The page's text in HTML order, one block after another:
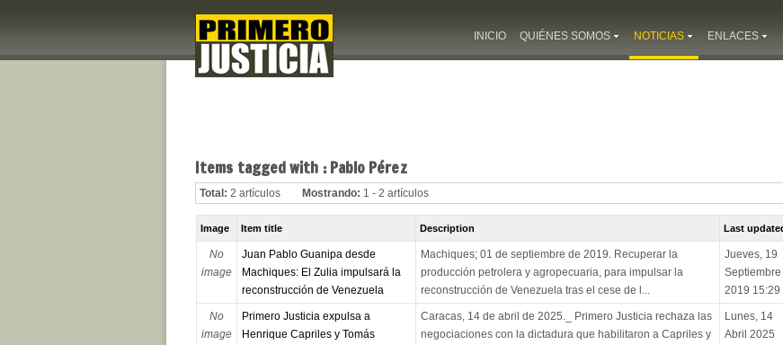
INICIO QUIÉNES SOMOS NOTICIAS ENLACES
Items tagged with : Pablo Pérez
Total: 2 artículos Mostrando: 1 - 2 artículos
Image Item title Description Last
No
image
Juan Pablo Guanipa desde
Machiques: El Zulia impulsará la
reconstrucción de Venezuela
Machiques; 01 de septiembre de 2019. Recuperar la
producción petrolera y agropecuaria, para impulsar la
reconstrucción de Venezuela tras el cese de l...
Jueves, 19
Septiembre
2019 15:29
No
image
Primero Justicia expulsa a
Henrique Capriles y Tomás
Caracas, 14 de abril de 2025._ Primero Justicia rechaza las
negociaciones con la dictadura que habilitaron a Capriles y
Lunes, 14
Abril 2025